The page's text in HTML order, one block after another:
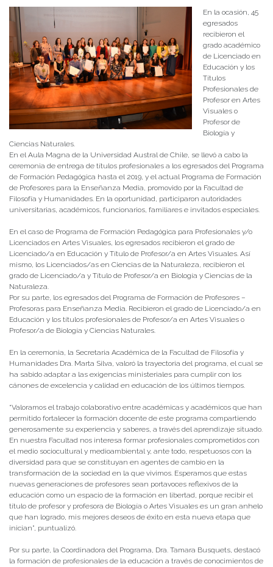
En la ocasión, 45
egresados
recibieron el
grado académico
de Licenciado en
Educación y los
Títulos
Profesionales de
Profesor en Artes
Visuales o
Profesor de
Biología y
Ciencias Naturales.
En el Aula Magna de la Universidad Austral de Chile, se llevó a cabo la
ceremonia de entrega de títulos profesionales a los egresados del Programa
de Formación Pedagógica hasta el 2019, y el actual Programa de Formación
de Profesores para la Enseñanza Media, promovido por la Facultad de
Filosofía y Humanidades. En la oportunidad, participaron autoridades
universitarias, académicos, funcionarios, familiares e invitados especiales.
En el caso de Programa de Formación Pedagógica para Profesionales y/o
Licenciados en Artes Visuales, los egresados recibieron el grado de
Licenciado/a en Educación y Título de Profesor/a en Artes Visuales. Así
mismo, los Licenciados/as en Ciencias de la Naturaleza, recibieron el
grado de Licenciado/a y Título de Profesor/a en Biología y Ciencias de la
Naturaleza.
Por su parte, los egresados del Programa de Formación de Profesores –
Profesoras para Enseñanza Media. Recibieron el grado de Licenciado/a en
Educación y los títulos profesionales de Profesor/a en Artes Visuales o
Profesor/a de Biología y Ciencias Naturales.
En la ceremonia, la Secretaria Académica de la Facultad de Filosofía y
Humanidades Dra. Marta Silva, valoró la trayectoria del programa, el cual se
ha sabido adaptar a las exigencias ministeriales para cumplir con los
cánones de excelencia y calidad en educación de los últimos tiempos.
“Valoramos el trabajo colaborativo entre académicas y académicos que han
permitido fortalecer la formación docente de este programa compartiendo
generosamente su experiencia y saberes, a través del aprendizaje situado.
En nuestra Facultad nos interesa formar profesionales comprometidos con
el medio sociocultural y medioambiental y, ante todo, respetuosos con la
diversidad para que se constituyan en agentes de cambio en la
transformación de la sociedad en la que vivimos. Esperamos que estas
nuevas generaciones de profesores sean portavoces reflexivos de la
educación como un espacio de la formación en libertad, porque recibir el
título de profesor y profesora de Biología o Artes Visuales es un gran anhelo
que han logrado, mis mejores deseos de éxito en esta nueva etapa que
inician”, puntualizó.
Por su parte, la Coordinadora del Programa, Dra. Tamara Busquets, destacó
la formación de profesionales de la educación a través de conocimientos de